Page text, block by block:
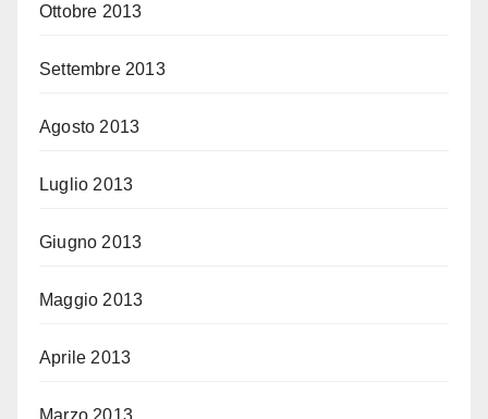
Ottobre 2013
Settembre 2013
Agosto 2013
Luglio 2013
Giugno 2013
Maggio 2013
Aprile 2013
Marzo 2013